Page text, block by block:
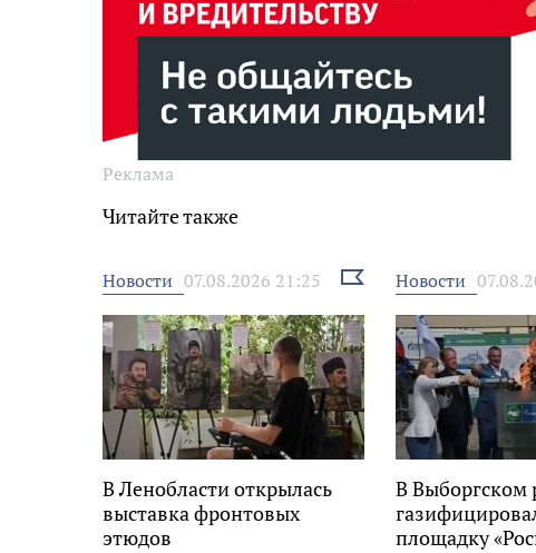
Реклама
Читайте также
Новости 07.08.2026 21:25
Выбрать
новость
В Ленобласти открылась
выставка фронтовых
этюдов
Новости
В Выборгском
площадку